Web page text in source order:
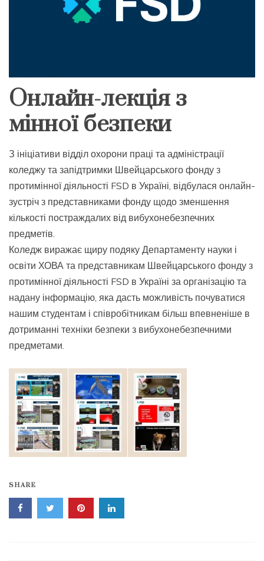
Онлайн-лекція з
мінної безпеки
З ініціативи відділ охорони праці та адміністрації
коледжу та запідтримки Швейцарського фонду з
протимінної діяльності FSD в Україні, відбулася онлайн-
зустріч з представниками фонду щодо зменшення
кількості постраждалих від вибухонебезпечних
предметів.
Коледж виражає щиру подяку Департаменту науки і
освіти ХОВА та представникам Швейцарського фонду з
протимінної діяльності FSD в Україні за організацію та
надану інформацію, яка дасть можливість почуватися
нашим студентам і співробітникам більш впевненіше в
дотриманні техніки безпеки з вибухонебезпечними
предметами.
SHARE